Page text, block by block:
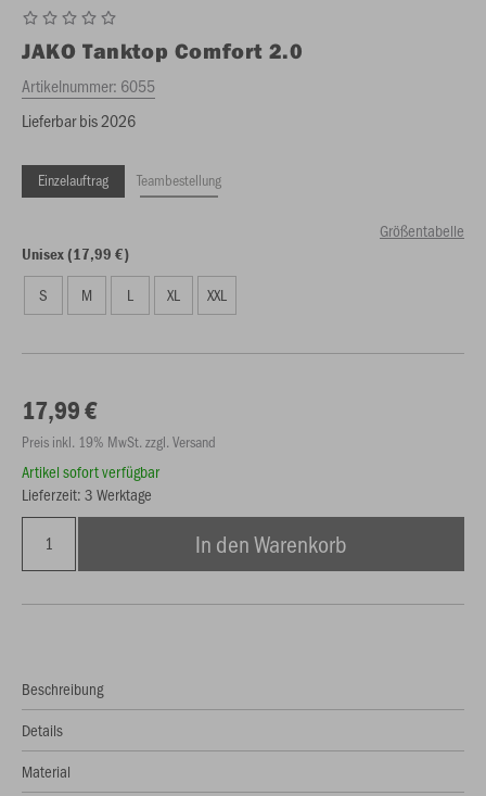
JAKO Tanktop Comfort 2.0
Artikelnummer: 6055
Lieferbar bis 2026
Einzelauftrag Teambestellung
Größentabelle
Unisex (17,99 €)
S M L XL XXL
17,99 €
Preis inkl. 19% MwSt. zzgl. Versand
Artikel sofort verfügbar
Lieferzeit: 3 Werktage
In den Warenkorb
Beschreibung
Details
Material